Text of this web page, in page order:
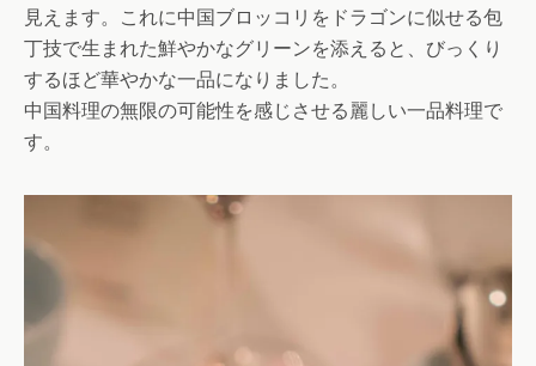
見えます。これに中国ブロッコリをドラゴンに似せる包
丁技で生まれた鮮やかなグリーンを添えると、びっくり
するほど華やかな一品になりました。
中国料理の無限の可能性を感じさせる麗しい一品料理で
す。